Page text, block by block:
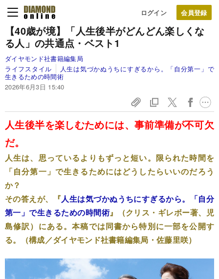
ログイン
【40歳が境】「人生後半がどんどん楽しくな
る人」の共通点・ベスト1
ダイヤモンド社書籍編集局
ライフスタイル
人生は気づかぬうちにすぎるから。「自分第一」で
生きるための時間術
2026年6月3日 15:40
人生後半を楽しむためには、事前準備が不可欠
だ。
人生は、思っているよりもずっと短い。限られた時間を
「自分第一」で生きるためにはどうしたらいいのだろう
か？
その答えが、『人生は気づかぬうちにすぎるから。「自分
第一」で生きるための時間術』（クリス・ギレボー著、児
島修訳）にある。本稿では同書から特別に一部を公開す
る。（構成／ダイヤモンド社書籍編集局・佐藤里咲）